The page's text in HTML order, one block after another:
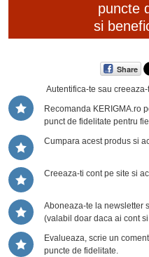
puncte
si
Share
Autentifica-te sau
Recomanda KERIGMA.ro
punct de fidelitate pentru
Cumpara acest produs si
Creeaza-ti cont pe site si
Aboneaza-te la newsletter
(valabil doar daca ai cont
Evalueaza, scrie un
puncte de fidelitate.